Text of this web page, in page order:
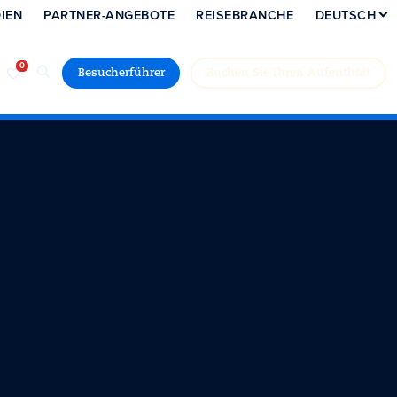
Besucherführer
PARTNER-ANGEBOTE REISEBRANCHE DEUTSCH